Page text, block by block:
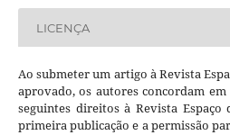
LICENÇA
Ao submeter um artigo à Revista
aprovado, os autores concordam em
seguintes direitos à Revista
primeira publicação e a permissão